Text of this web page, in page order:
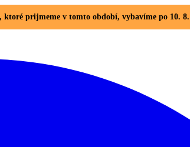
prijmeme v tomto období, vybavíme po 10.